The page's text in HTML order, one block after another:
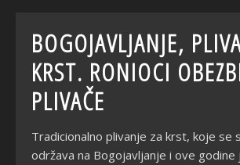
BOGOJAVLJANJE,
KRST. RONIOCI
PLIVAČE
Tradicionalno plivanje za krst, koje se
održava na Bogojavljanje i ove godine